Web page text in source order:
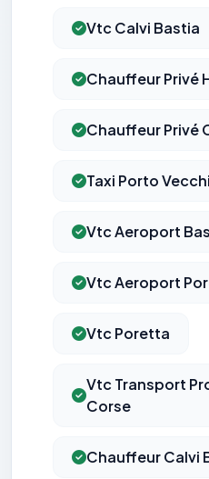
Vtc Calvi Bastia
Chauffeur Privé
Chauffeur Privé
Taxi Porto
Vtc Aeroport
Vtc Aeroport
Vtc Poretta
Vtc Transport
Corse
Chauffeur Calvi